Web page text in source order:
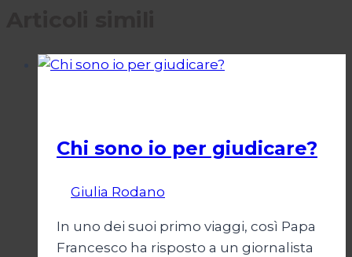
Chi sono io per giudicare?
Giulia Rodano
In uno dei suoi primo viaggi, così Papa
Francesco ha risposto a un giornalista